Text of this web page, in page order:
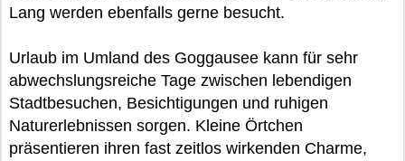
Lang werden ebenfalls gerne besucht.
Urlaub im Umland des Goggausee kann für sehr
abwechslungsreiche Tage zwischen lebendigen
Stadtbesuchen, Besichtigungen und ruhigen
Naturerlebnissen sorgen. Kleine Örtchen
präsentieren ihren fast zeitlos wirkenden Charme,